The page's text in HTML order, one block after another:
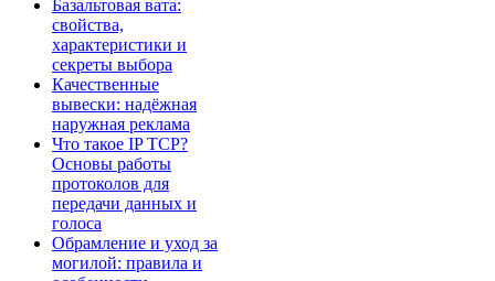
Базальтовая вата:
свойства,
характеристики и
секреты выбора
Качественные
вывески: надёжная
наружная реклама
Что такое IP TCP?
Основы работы
протоколов для
передачи данных и
голоса
Обрамление и уход за
могилой: правила и